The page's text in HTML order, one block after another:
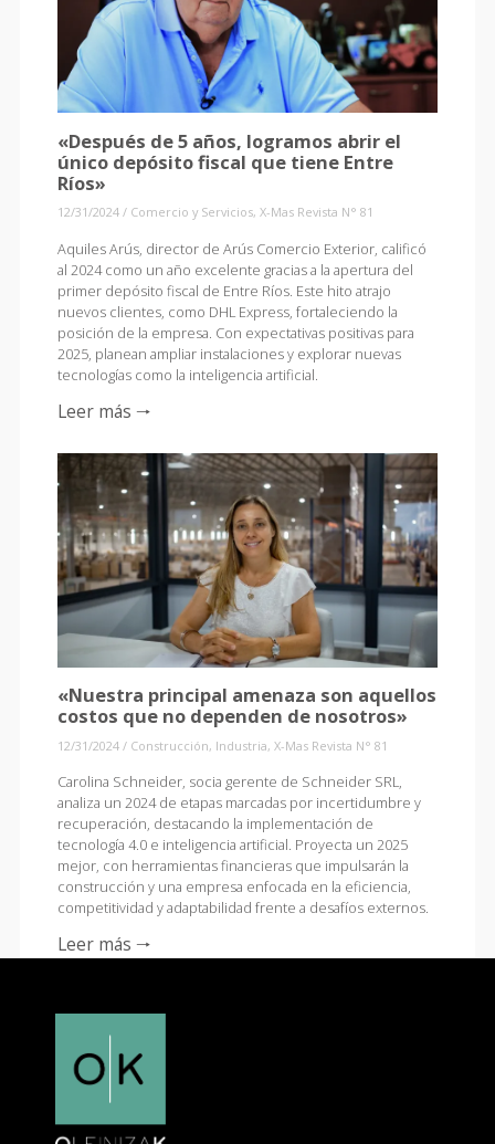
«Después de 5 años, logramos abrir el
único depósito fiscal que tiene Entre
Ríos»
12/31/2024 / Comercio y Servicios, X-Mas Revista N° 81
Aquiles Arús, director de Arús Comercio Exterior, calificó
al 2024 como un año excelente gracias a la apertura del
primer depósito fiscal de Entre Ríos. Este hito atrajo
nuevos clientes, como DHL Express, fortaleciendo la
posición de la empresa. Con expectativas positivas para
2025, planean ampliar instalaciones y explorar nuevas
tecnologías como la inteligencia artificial.
Leer más 🠒
«Nuestra principal amenaza son aquellos
costos que no dependen de nosotros»
12/31/2024 / Construcción, Industria, X-Mas Revista N° 81
Carolina Schneider, socia gerente de Schneider SRL,
analiza un 2024 de etapas marcadas por incertidumbre y
recuperación, destacando la implementación de
tecnología 4.0 e inteligencia artificial. Proyecta un 2025
mejor, con herramientas financieras que impulsarán la
construcción y una empresa enfocada en la eficiencia,
competitividad y adaptabilidad frente a desafíos externos.
Leer más 🠒